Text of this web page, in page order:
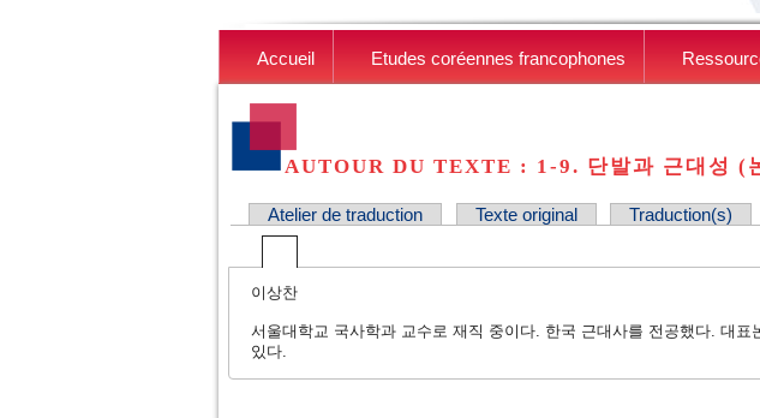
Accueil Etudes coréennes francophones
AUTOUR DU TEXTE : 1-9. 단발과 근대성 (
ONGLETS PRINCIPAUX
Atelier de traduction Texte original Traduction(s)
이상찬
서울대학교 국사학과 교수로 재직 중이다. 한국 근대사를 전공했다. 대
있다.